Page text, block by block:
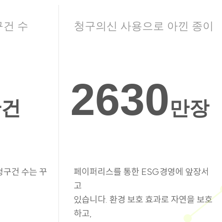
건 수
구건 수는 꾸
청구의신 사용으로 아낀 종이
2630만장
페이퍼리스를 통한 ESG경영에 앞장서
고
있습니다. 환경 보호 효과로 자연을 보호
하고,